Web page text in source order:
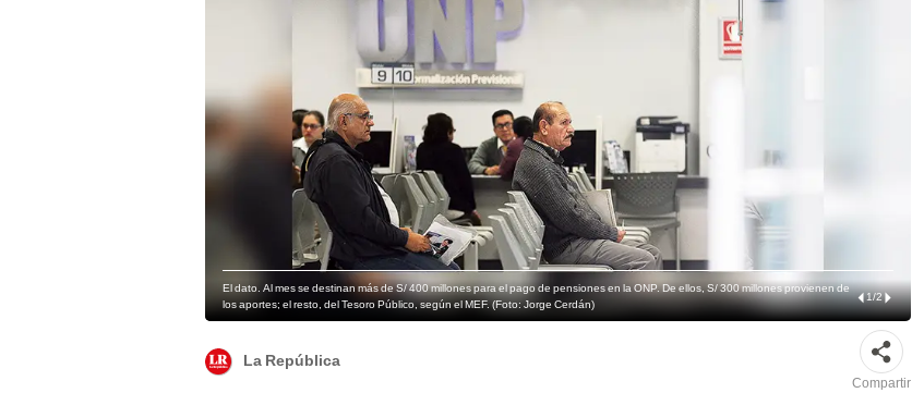
El dato. Al mes se destinan más de S/ 400 millones para el pago de pensiones en la ONP. De ellos, S/ 300 millones provienen de
los aportes; el resto, del Tesoro Público, según el MEF. (Foto: Jorge Cerdán)
1/2
La República
Compartir